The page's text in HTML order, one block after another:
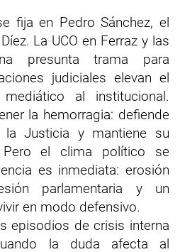
fija en Pedro Sánchez, el
La UCO en Ferraz y las
presunta trama para
judiciales elevan el
al institucional.
la hemorragia: defiende
la Justicia y mantiene su
el clima político se
es inmediata: erosión
parlamentaria y un
en modo defensivo.
episodios de crisis interna
la duda afecta al